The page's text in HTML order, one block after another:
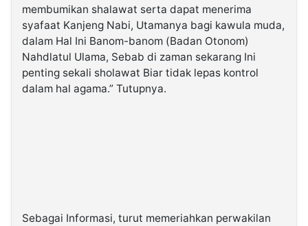
membumikan shalawat serta dapat menerima
syafaat Kanjeng Nabi, Utamanya bagi kawula muda,
dalam Hal Ini Banom-banom (Badan Otonom)
Nahdlatul Ulama, Sebab di zaman sekarang Ini
penting sekali sholawat Biar tidak lepas kontrol
dalam hal agama.” Tutupnya.
Sebagai Informasi, turut memeriahkan perwakilan